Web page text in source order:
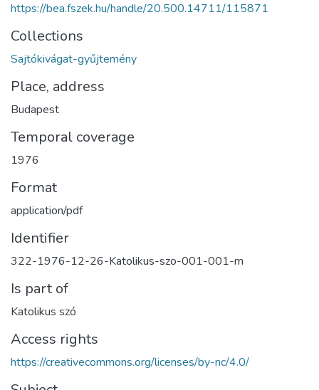
https://bea.fszek.hu/handle/20.500.14711/115871
Collections
Sajtókivágat-gyűjtemény
Place, address
Budapest
Temporal coverage
1976
Format
application/pdf
Identifier
322-1976-12-26-Katolikus-szo-001-001-m
Is part of
Katolikus szó
Access rights
https://creativecommons.org/licenses/by-nc/4.0/